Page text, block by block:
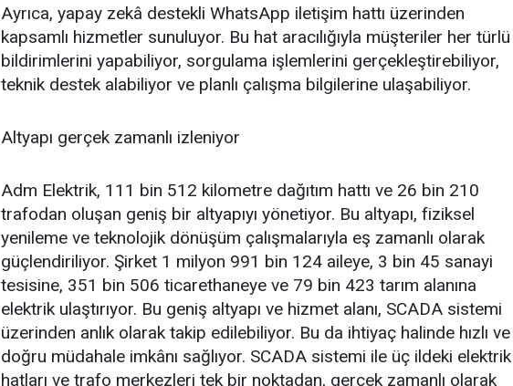
Ayrıca, yapay zekâ destekli WhatsApp iletişim hattı üzerinden
kapsamlı hizmetler sunuluyor. Bu hat aracılığıyla müşteriler her türlü
bildirimlerini yapabiliyor, sorgulama işlemlerini gerçekleştirebiliyor,
teknik destek alabiliyor ve planlı çalışma bilgilerine ulaşabiliyor.
Altyapı gerçek zamanlı izleniyor
Adm Elektrik, 111 bin 512 kilometre dağıtım hattı ve 26 bin 210
trafodan oluşan geniş bir altyapıyı yönetiyor. Bu altyapı, fiziksel
yenileme ve teknolojik dönüşüm çalışmalarıyla eş zamanlı olarak
güçlendiriliyor. Şirket 1 milyon 991 bin 124 aileye, 3 bin 45 sanayi
tesisine, 351 bin 506 ticarethaneye ve 79 bin 423 tarım alanına
elektrik ulaştırıyor. Bu geniş altyapı ve hizmet alanı, SCADA sistemi
üzerinden anlık olarak takip edilebiliyor. Bu da ihtiyaç halinde hızlı ve
doğru müdahale imkânı sağlıyor. SCADA sistemi ile üç ildeki elektrik
hatları ve trafo merkezleri tek bir noktadan, gerçek zamanlı olarak